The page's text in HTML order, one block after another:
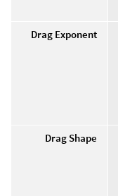
Drag Exponent
Drag Shape